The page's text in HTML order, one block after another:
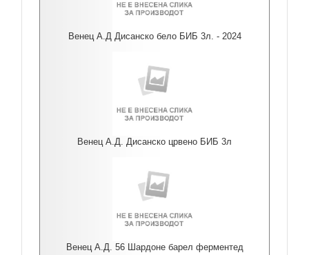
Венец А.Д Дисанско бело БИБ 3л. - 2024
Венец А.Д. Дисанско црвено БИБ 3л
Венец А.Д. 56 Шардоне барел ферментед